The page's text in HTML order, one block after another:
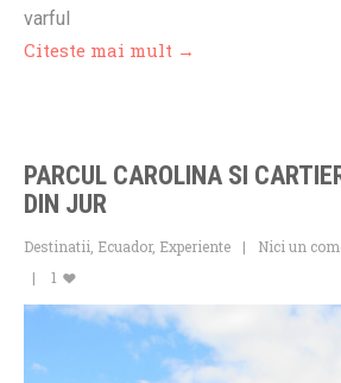
varful
Citeste mai mult →
PARCUL CAROLINA SI
DIN JUR
Destinatii Ecuador, Experiente Nici un
1